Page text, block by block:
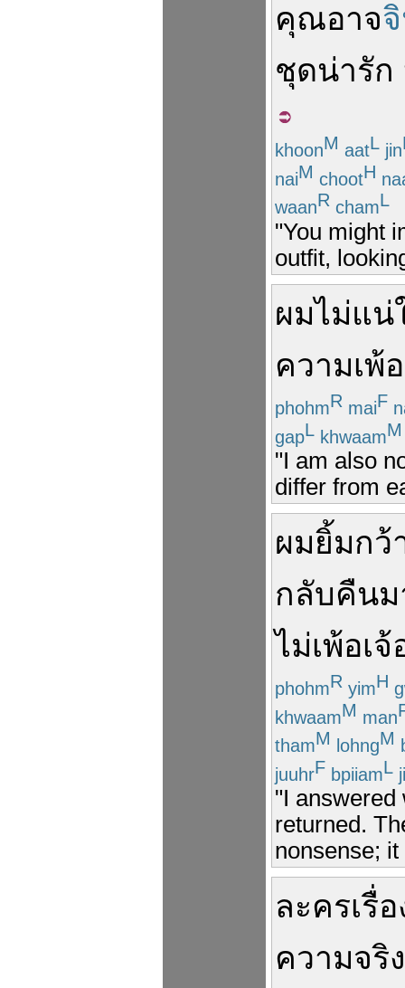
คุณอาจ
ชุดน่ารัก
khoonM aatL jin
naiM chootH
waanR chamL
"You might
outfit,
ผมไม่แน่
ความเพ้
phohmR maiF
gapL khwaamM
"I am also
differ from
ผมยิ้มกว้
กลับคืน
ไม่เพ้อเจ้
phohmR yimH
khwaamM man
thamM lohngM
juuhrF bpiiamL
"I answered
returned.
nonsense;
ละครเรื่อ
ความจริง